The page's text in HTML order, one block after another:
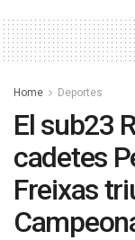
Home Deportes
El sub23
cadetes
Freixas